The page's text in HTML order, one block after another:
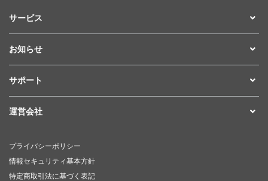
サービス
お知らせ
サポート
運営会社
プライバシーポリシー
情報セキュリティ基本方針
特定商取引法に基づく表記